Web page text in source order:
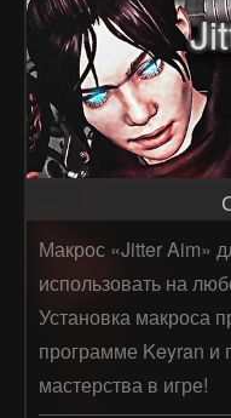
Макрос «Jitter Aim»
использовать на
Установка макроса
программе Keyran
мастерства в игре!